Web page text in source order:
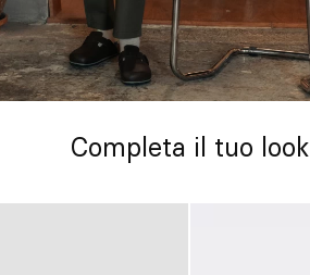
Completa il tuo look